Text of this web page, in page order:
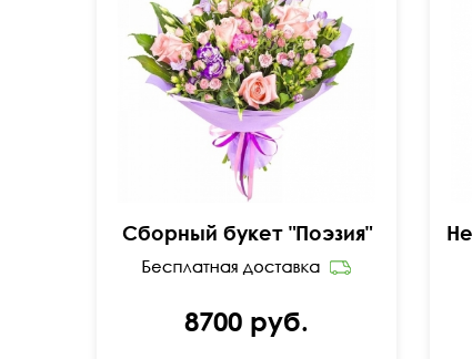
Сборный букет "Поэзия"
8700 руб.